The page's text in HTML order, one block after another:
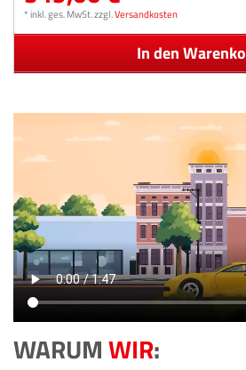
*inkl. ges. MwSt.zzgl.Versandkosten
In den
WARUMWIR: